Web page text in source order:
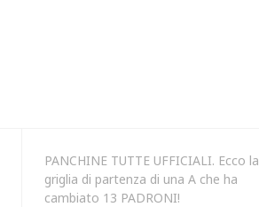
PANCHINE TUTTE UFFICIALI. Ecco la
griglia di partenza di una A che ha
cambiato 13 PADRONI!